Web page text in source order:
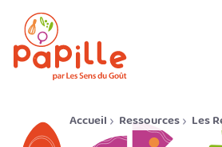
Accueil Ressources Les